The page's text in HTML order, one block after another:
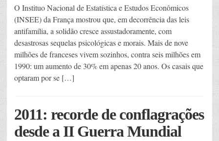
O Instituo Nacional de Estatística e Estudos Econômicos
(INSEE) da França mostrou que, em decorrência das leis
antifamília, a solidão cresce assustadoramente, com
desastrosas sequelas psicológicas e morais. Mais de nove
milhões de franceses vivem sozinhos, contra seis milhões em
1990: um aumento de 30% em apenas 20 anos. Os casais que
optaram por se […]
2011: recorde de conflagrações
desde a II Guerra Mundial